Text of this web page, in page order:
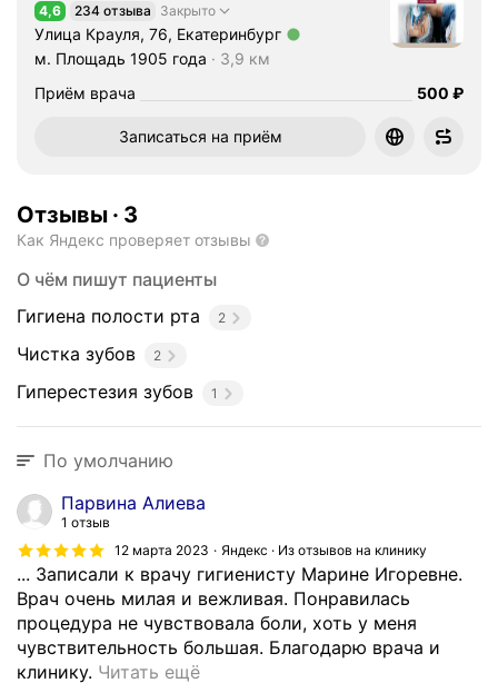
Рейтинг 4,6 из 5
4,6 234 отзыва Закрыто
Улица Крауля, 76, Екатеринбург
Метро м. Площадь 1905 года Расстояние 3,9 км
м. Площадь 1905 года
3,9 км
Приём врача
Цена
500 ₽
Записаться на приём
Отзывы · 3
Как Яндекс проверяет отзывы
О чём пишут пациенты
Гигиена полости рта
2
Чистка зубов 2
Гиперестезия зубов 1
По умолчанию
Парвина Алиева
1 отзыв
12 марта 2023
Яндекс · Из отзывов на клинику
... Записали к врачу гигиенисту Марине Игоревне.
Врач очень милая и вежливая. Понравилась
процедура не чувствовала боли, хоть у меня
чувствительность большая. Благодарю врача и
клинику. Читать ещёП